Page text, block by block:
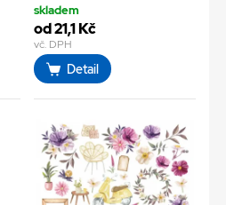
skladem
od 21,1 Kč
vč. DPH
Detail